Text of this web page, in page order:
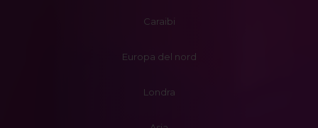
Caraibi
Europa del nord
Londra